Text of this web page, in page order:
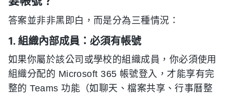
答案並非非黑即白，而是分為三種情況：
1. 組織內部成員：必須有帳號
如果你屬於該公司或學校的組織成員，你必須使用
組織分配的 Microsoft 365 帳號登入，才能享有完
整的 Teams 功能（如聊天、檔案共享、行事曆整